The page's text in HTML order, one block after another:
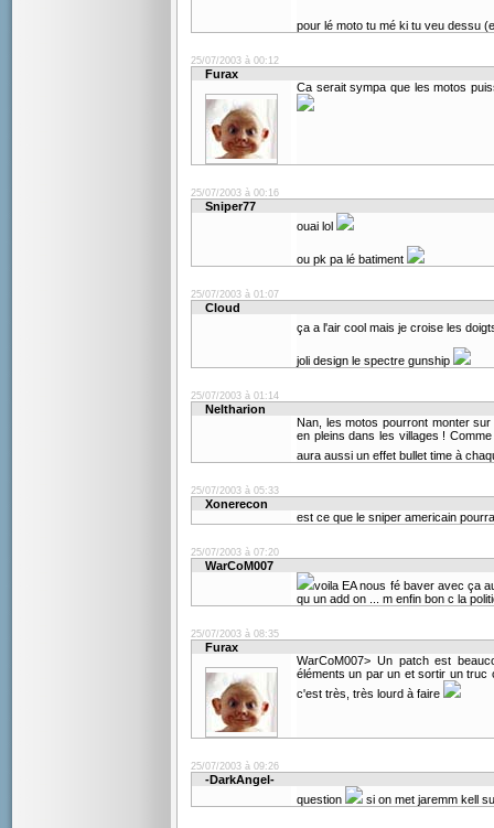
pour lé moto tu mé ki tu veu dessu
25/07/2003 à 00:12
Furax
Ca serait sympa que les motos
25/07/2003 à 00:16
Sniper77
ouai lol
ou pk pa lé batiment
25/07/2003 à 01:07
Cloud
ça a l'air cool mais je croise les
joli design le spectre gunship
25/07/2003 à 01:14
Neltharion
Nan, les motos pourront monter
en pleins dans les villages !
aura aussi un effet bullet time à
25/07/2003 à 05:33
Xonerecon
est ce que le sniper americain
25/07/2003 à 07:20
WarCoM007
voila EA nous fé baver avec ça
qu un add on ... m enfin bon c la
25/07/2003 à 08:35
Furax
WarCoM007> Un patch est
éléments un par un et sortir un truc
c'est très, très lourd à faire
25/07/2003 à 09:26
-DarkAngel-
question
si on met jaremm kell